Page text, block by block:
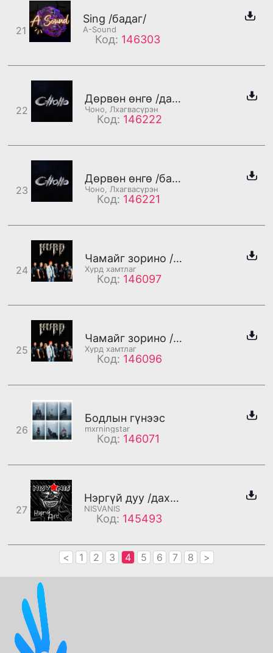
21
Sing /бадаг/
A-Sound
Код: 146303
22
Дөрвөн өнгө /дахилт/
Чоно, Лхагвасүрэн
Код: 146222
23
Дөрвөн өнгө /бадаг/
Чоно, Лхагвасүрэн
Код: 146221
24
Чамайг зорино /дахилт/
Хурд хамтлаг
Код: 146097
25
Чамайг зорино /бадаг/
Хурд хамтлаг
Код: 146096
26
Бодлын гүнээс
mxrningstar
Код: 146071
27
Нэргүй дуу /дахилт/
NISVANIS
Код: 145493
< 1 2 3 4 5 6 7 8 >